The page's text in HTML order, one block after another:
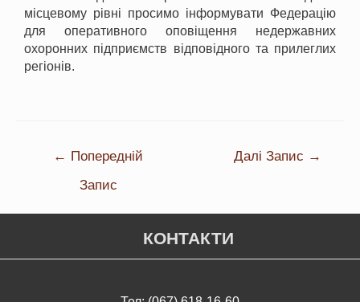
місцевому рівні просимо інформувати Федерацію
для оперативного оповіщення недержавних
охоронних підприємств відповідного та прилеглих
регіонів.
← Попередній
Запис
Далі Запис →
КОНТАКТИ